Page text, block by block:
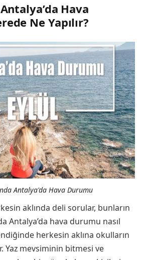
Hava
Ne Yapılır?
Antalya'da Hava Durumu
aklında deli sorular, bunların
Antalya’da hava durumu nasıl
herkesin aklına okulların
Yaz mevsiminin bitmesi ve